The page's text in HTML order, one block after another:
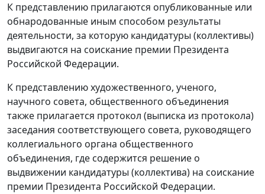
К представлению прилагаются опубликованные или
обнародованные иным способом результаты
деятельности, за которую кандидатуры (коллективы)
выдвигаются на соискание премии Президента
Российской Федерации.
К представлению художественного, ученого,
научного совета, общественного объединения
также прилагается протокол (выписка из протокола)
заседания соответствующего совета, руководящего
коллегиального органа общественного
объединения, где содержится решение о
выдвижении кандидатуры (коллектива) на соискание
премии Президента Российской Федерации.